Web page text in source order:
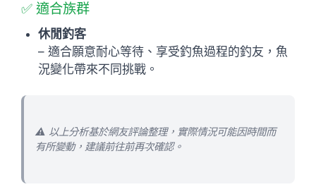
✅ 適合族群
休閒釣客
– 適合願意耐心等待、享受釣魚過程的釣友，魚
況變化帶來不同挑戰。
⚠️ 以上分析基於網友評論整理，實際情況可能因時間而
有所變動，建議前往前再次確認。